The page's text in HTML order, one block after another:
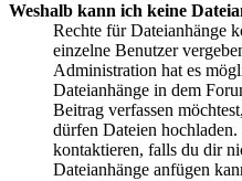
Weshalb kann ich keine
Rechte für Dateianhänge
einzelne Benutzer
Administration hat es
Dateianhänge in dem
Beitrag verfassen
dürfen Dateien
kontaktieren, falls du dir
Dateianhänge anfügen